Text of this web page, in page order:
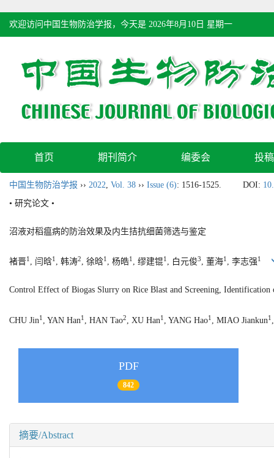
欢迎访问中国生物防治学报，今天是 2026年8月10日 星期一
首页 期刊简介 编委会 投
中国生物防治学报 ›› 2022, Vol. 38 ›› Issue (6): 1516-1525. DOI:
• 研究论文 •
沼液对稻瘟病的防治效果及内生拮抗细菌筛选与鉴定
褚晋1 , 闫晗1 , 韩涛2, 徐晗1 , 杨皓1 , 缪建锟1 , 白元俊3, 董海1 , 李志强1
Control Effect of Biogas Slurry on Rice Blast and Screening,
CHU Jin1 , YAN Han1 , HAN Tao2 , XU Han1 , YANG Hao1 , MIAO Jiankun1
PDF
842
摘要/Abstract